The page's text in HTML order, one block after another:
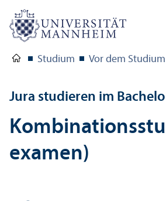
Studium Vor dem Studium
Jura studieren im
examen)